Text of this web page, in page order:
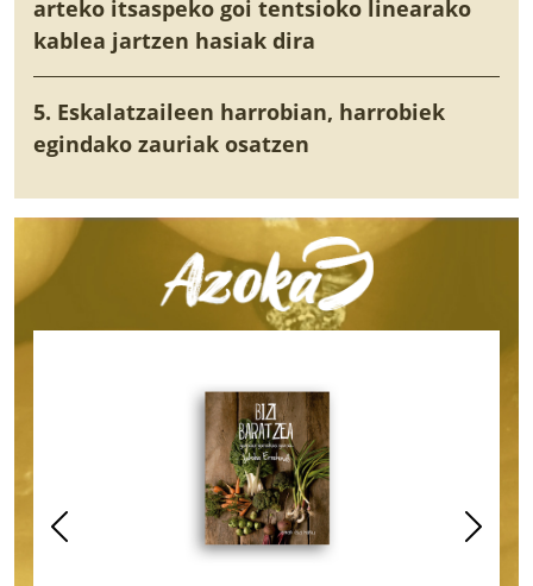
arteko itsaspeko goi tentsioko linearako
kablea jartzen hasiak dira
5. Eskalatzaileen harrobian, harrobiek
egindako zauriak osatzen